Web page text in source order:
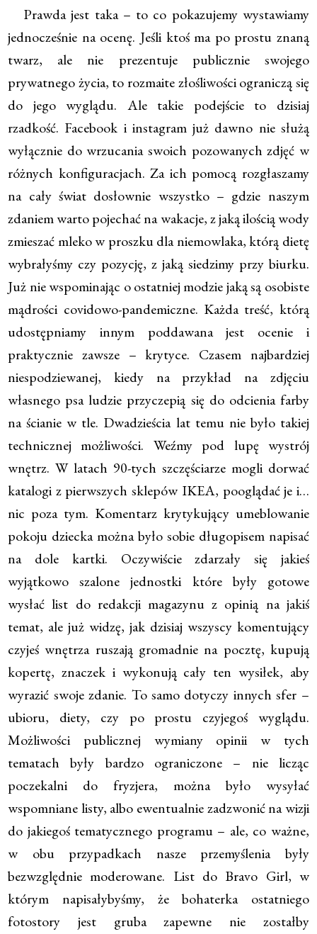
Prawda jest taka – to co pokazujemy wystawiamy
jednocześnie na ocenę. Jeśli ktoś ma po prostu znaną
twarz, ale nie prezentuje publicznie swojego
prywatnego życia, to rozmaite złośliwości ograniczą się
do jego wyglądu. Ale takie podejście to dzisiaj
rzadkość. Facebook i instagram już dawno nie służą
wyłącznie do wrzucania swoich pozowanych zdjęć w
różnych konfiguracjach. Za ich pomocą rozgłaszamy
na cały świat dosłownie wszystko – gdzie naszym
zdaniem warto pojechać na wakacje, z jaką ilością wody
zmieszać mleko w proszku dla niemowlaka, którą dietę
wybrałyśmy czy pozycję, z jaką siedzimy przy biurku.
Już nie wspominając o ostatniej modzie jaką są osobiste
mądrości covidowo-pandemiczne. Każda treść, którą
udostępniamy innym poddawana jest ocenie i
praktycznie zawsze – krytyce. Czasem najbardziej
niespodziewanej, kiedy na przykład na zdjęciu
własnego psa ludzie przyczepią się do odcienia farby
na ścianie w tle. Dwadzieścia lat temu nie było takiej
technicznej możliwości. Weźmy pod lupę wystrój
wnętrz. W latach 90-tych szczęściarze mogli dorwać
katalogi z pierwszych sklepów IKEA, pooglądać je i…
nic poza tym. Komentarz krytykujący umeblowanie
pokoju dziecka można było sobie długopisem napisać
na dole kartki. Oczywiście zdarzały się jakieś
wyjątkowo szalone jednostki które były gotowe
wysłać list do redakcji magazynu z opinią na jakiś
temat, ale już widzę, jak dzisiaj wszyscy komentujący
czyjeś wnętrza ruszają gromadnie na pocztę, kupują
kopertę, znaczek i wykonują cały ten wysiłek, aby
wyrazić swoje zdanie. To samo dotyczy innych sfer –
ubioru, diety, czy po prostu czyjegoś wyglądu.
Możliwości publicznej wymiany opinii w tych
tematach były bardzo ograniczone – nie licząc
poczekalni do fryzjera, można było wysyłać
wspomniane listy, albo ewentualnie zadzwonić na wizji
do jakiegoś tematycznego programu – ale, co ważne,
w obu przypadkach nasze przemyślenia były
bezwzględnie moderowane. List do Bravo Girl, w
którym napisałybyśmy, że bohaterka ostatniego
fotostory jest gruba zapewne nie zostałby